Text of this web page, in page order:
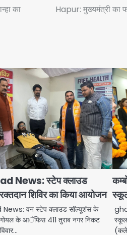
का
Hapur: मुख्यमंत्री का
News: स्टेप क्लाउड
शिविर का किया आयोजन
वन स्टेप क्लाउड सॉल्यूशंस के
के आॅफिस 411 तुराब नगर निकट
स्कूल